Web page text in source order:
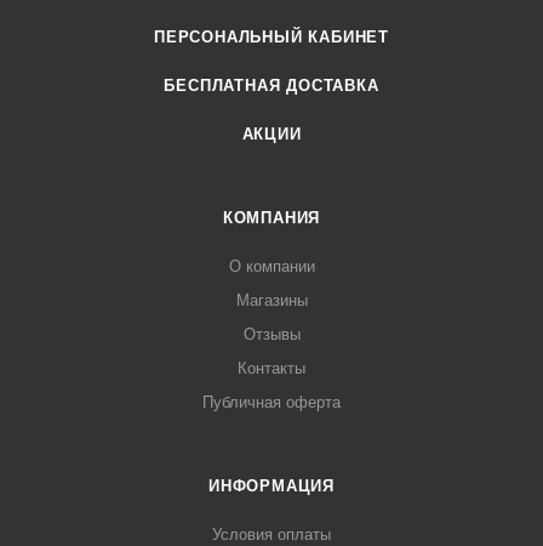
ПЕРСОНАЛЬНЫЙ КАБИНЕТ
БЕСПЛАТНАЯ ДОСТАВКА
АКЦИИ
КОМПАНИЯ
О компании
Магазины
Отзывы
Контакты
Публичная оферта
ИНФОРМАЦИЯ
Условия оплаты